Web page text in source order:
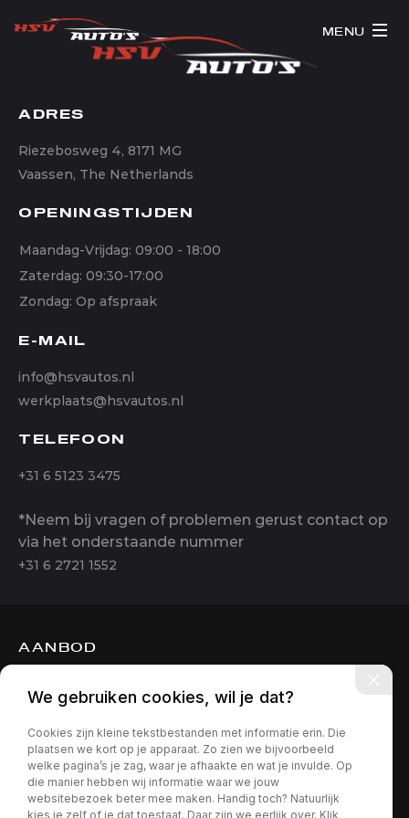
MENU
ADRES
Riezebosweg 4, 8171 MG
Vaassen, The Netherlands
OPENINGSTIJDEN
Maandag-Vrijdag: 09:00 - 18:00
Zaterdag: 09:30-17:00
Zondag: Op afspraak
E-MAIL
info@hsvautos.nl
werkplaats@hsvautos.nl
TELEFOON
+31 6 5123 3475
*Neem bij vragen of problemen gerust contact op
via het onderstaande nummer
+31 6 2721 1552
AANBOD
OVER ONS
CONTACT
We gebruiken cookies, wil je dat?
Cookies zijn kleine tekstbestanden met informatie erin. Die
plaatsen we kort op je apparaat. Zo zien we bijvoorbeeld
welke pagina’s je zag, waar je afhaakte en wat je invulde. Op
die manier hebben wij informatie waar we jouw
websitebezoek beter mee maken. Handig toch? Natuurlijk
kies je zelf of je dat toestaat. Daar zijn we eerlijk over. Klik